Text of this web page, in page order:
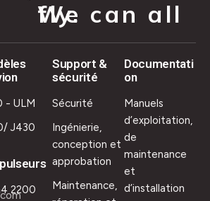
We can all fly.
- ULM
J430
2200
Support &
sécurité
Sécurité
Ingénierie,
conception et
approbation
Maintenance,
Documentati
on
Manuels
d’exploitation,
de
maintenance
et
d’installation